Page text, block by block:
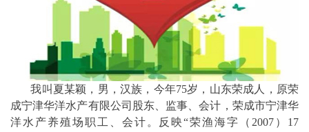
我叫夏某颖，男，汉族，今年75岁，山东荣成人，原荣
成宁津华洋水产有限公司股东、监事、会计，荣成市宁津华
洋水产养殖场职工、会计。反映“荣渔海字（2007）17